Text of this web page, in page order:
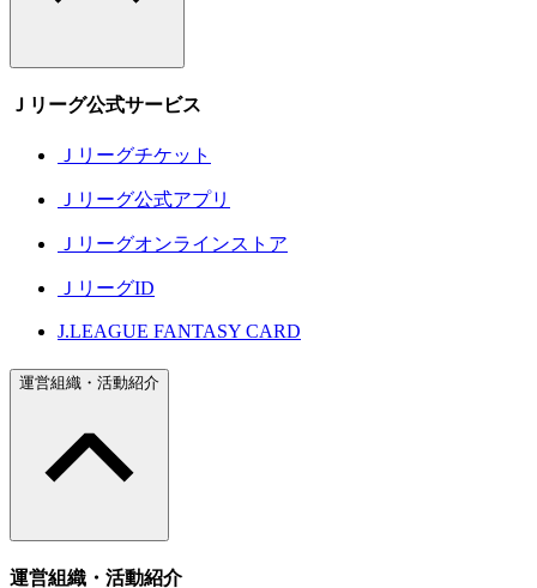
Ｊリーグ公式サービス
Ｊリーグチケット
Ｊリーグ公式アプリ
Ｊリーグオンラインストア
ＪリーグID
J.LEAGUE FANTASY CARD
運営組織・活動紹介
運営組織・活動紹介